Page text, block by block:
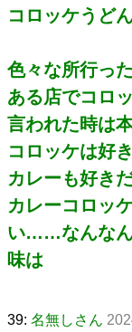
コロッケうど
色々な所行っ
ある店でコロ
言われた時は
コロッケは好
カレーも好き
カレーコロッ
い……なんなん
味は
39: 名無しさん